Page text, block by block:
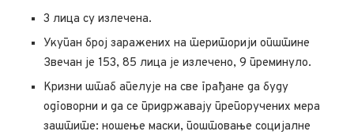
3 лица су излечена.
Укупан број заражених на територији општине
Звечан је 153, 85 лица је излечено, 9 преминуло.
Кризни штаб апелује на све грађане да буду
одговорни и да се придржавају препоручених мера
заштите: ношење маски, поштовање социјалне